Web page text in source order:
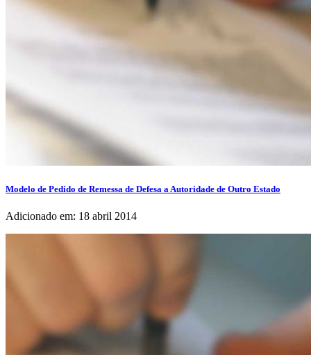
Modelo de Pedido de Remessa de Defesa a Autoridade de Outro Estado
Adicionado em: 18 abril 2014